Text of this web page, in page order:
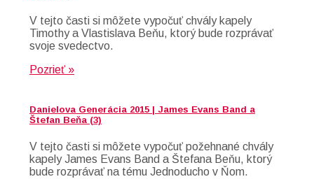
V tejto časti si môžete vypočuť chvály kapely
Timothy a Vlastislava Beňu, ktorý bude rozprávať
svoje svedectvo.
Pozrieť »
Danielova Generácia 2015 | James Evans Band a
Štefan Beňa (3)
V tejto časti si môžete vypočuť požehnané chvály
kapely James Evans Band a Štefana Beňu, ktorý
bude rozprávať na tému Jednoducho v Ňom.